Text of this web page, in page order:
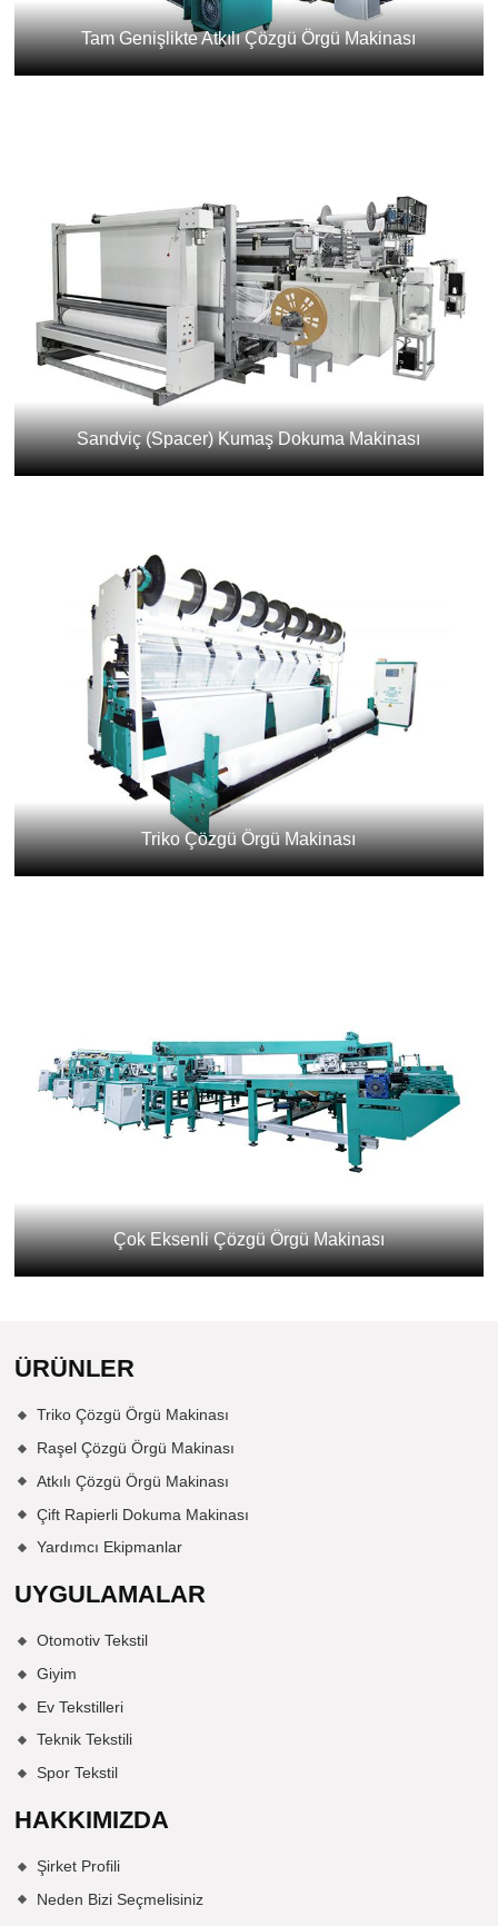
Tam Genişlikte Atkılı Çözgü Örgü Makinası
Sandviç (Spacer) Kumaş Dokuma Makinası
Triko Çözgü Örgü Makinası
Çok Eksenli Çözgü Örgü Makinası
ÜRÜNLER
Triko Çözgü Örgü Makinası
Raşel Çözgü Örgü Makinası
Atkılı Çözgü Örgü Makinası
Çift Rapierli Dokuma Makinası
Yardımcı Ekipmanlar
UYGULAMALAR
Otomotiv Tekstil
Giyim
Ev Tekstilleri
Teknik Tekstili
Spor Tekstil
HAKKIMIZDA
Şirket Profili
Neden Bizi Seçmelisiniz